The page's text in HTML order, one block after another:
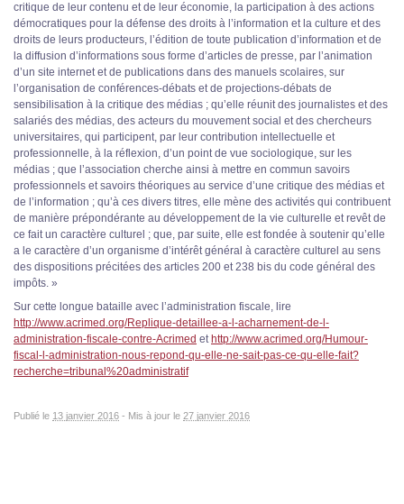
critique de leur contenu et de leur économie, la participation à des actions
démocratiques pour la défense des droits à l’information et la culture et des
droits de leurs producteurs, l’édition de toute publication d’information et de
la diffusion d’informations sous forme d’articles de presse, par l’animation
d’un site internet et de publications dans des manuels scolaires, sur
l’organisation de conférences-débats et de projections-débats de
sensibilisation à la critique des médias ; qu’elle réunit des journalistes et des
salariés des médias, des acteurs du mouvement social et des chercheurs
universitaires, qui participent, par leur contribution intellectuelle et
professionnelle, à la réflexion, d’un point de vue sociologique, sur les
médias ; que l’association cherche ainsi à mettre en commun savoirs
professionnels et savoirs théoriques au service d’une critique des médias et
de l’information ; qu’à ces divers titres, elle mène des activités qui contribuent
de manière prépondérante au développement de la vie culturelle et revêt de
ce fait un caractère culturel ; que, par suite, elle est fondée à soutenir qu’elle
a le caractère d’un organisme d’intérêt général à caractère culturel au sens
des dispositions précitées des articles 200 et 238 bis du code général des
impôts. »
Sur cette longue bataille avec l’administration fiscale, lire
http://www.acrimed.org/Replique-detaillee-a-l-acharnement-de-l-
administration-fiscale-contre-Acrimed et http://www.acrimed.org/Humour-
fiscal-l-administration-nous-repond-qu-elle-ne-sait-pas-ce-qu-elle-fait?
recherche=tribunal%20administratif
Publié le 13 janvier 2016 - Mis à jour le 27 janvier 2016